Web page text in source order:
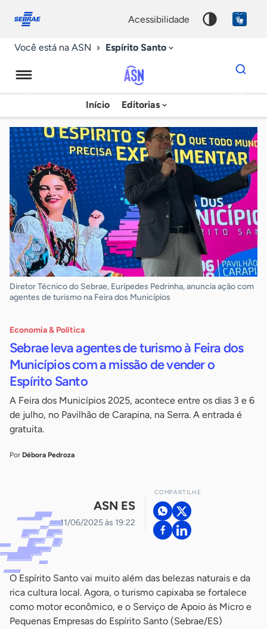
conosco
acessibilidade
Você está na ASN Espírito Santo
Agência
Sebrae
de
Notícias
Início Editorias
Dados
para
chave
Diretor Técnico do Sebrae, Eurípedes Pedrinha, anuncia ação com
agentes de turismo na Feira dos Municípios
Economia & Política
Sebrae leva agentes de turismo à Feira dos
Municípios com a missão de vender o
Espírito Santo
A Feira dos Municípios 2025, acontece entre os dias 3 e 6
de julho, no Pavilhão de Carapina, na Serra. A entrada é
gratuita.
Por Débora Pedroza
ASN ES
11/06/2025 às 19:22
COMPARTILHE
O Espírito Santo vai muito além das belezas naturais e da
rica cultura local. Agora, o turismo capixaba se fortalece
como motor econômico, e o Serviço de Apoio às Micro e
Pequenas Empresas do Espírito Santo (Sebrae/ES)